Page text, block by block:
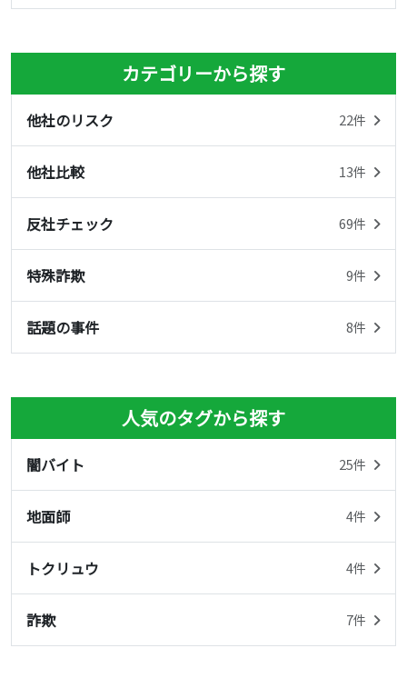
カテゴリーから探す
他社のリスク 22件
他社比較 13件
反社チェック 69件
特殊詐欺 9件
話題の事件 8件
人気のタグから探す
闇バイト 25件
地面師 4件
トクリュウ 4件
詐欺 7件